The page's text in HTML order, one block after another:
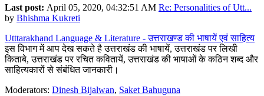
Last post: April 05, 2020, 04:32:51 AM Re: Personalities of Utt...
by Bhishma Kukreti
Utttarakhand Language & Literature - उत्तराखण्ड की भाषायें एवं साहित्य
इस विभाग में आप देख सकते है उत्तराखंड की भाषायें, उत्तराखंड पर लिखी
किताबे, उत्तराखंड पर रचित कवितायें, उत्तराखंड की भाषाओं के कठिन शब्द और
साहित्यकारों से संबंधित जानकारी।
Moderators: Dinesh Bijalwan, Saket Bahuguna